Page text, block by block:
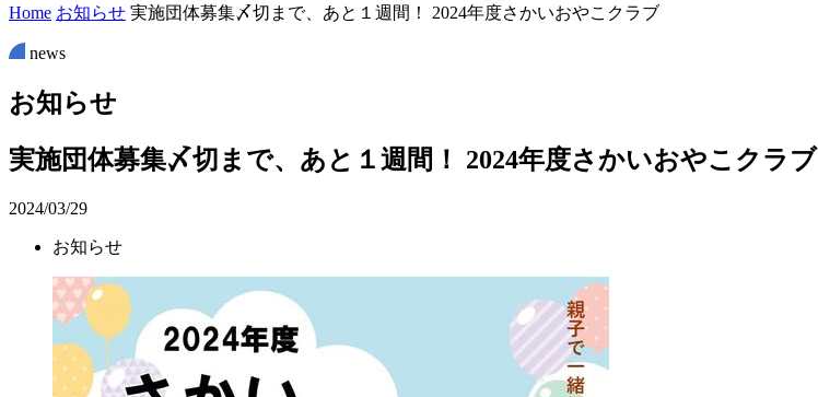
Home お知らせ 実施団体募集〆切まで、あと１週間！ 2024年度さかいおやこクラブ
news
お知らせ
実施団体募集〆切まで、あと１週間！ 2024年度さかいおやこクラブ
2024/03/29
お知らせ